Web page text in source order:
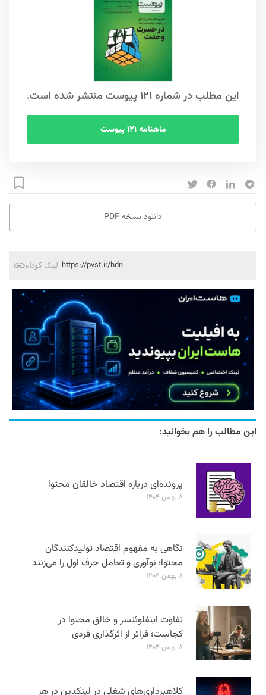
این مطلب در شماره ۱۲۱ پیوست منتشر شده است.
ماهنامه ۱۲۱ پیوست
دانلود نسخه PDF
لینک کوتاه https://pvst.ir/hdn
این مطالب را هم بخوانید:
پرونده‌ای درباره اقتصاد خالقان محتوا
۸ بهمن ۱۴۰۴
نگاهی به مفهوم اقتصاد تولیدکنندگان
محتوا؛ نوآوری و تعامل حرف اول را می‌زنند
۸ بهمن ۱۴۰۴
تفاوت اینفلوئنسر و خالق محتوا در
کجاست؛ فراتر از اثرگذاری فردی
۸ بهمن ۱۴۰۴
کلاهبرداری‌های شغلی در لینکدین در هر